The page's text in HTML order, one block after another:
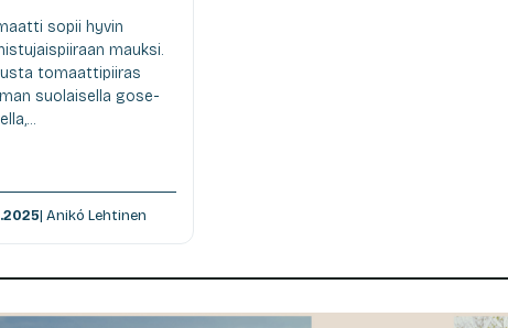
sopii hyvin
mauksi.
tomaattipiiras
suolaisella gose-
| Anikó Lehtinen